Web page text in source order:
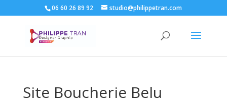
06 60 26 89 92 studio@philippetran.com
Site Boucherie Belu